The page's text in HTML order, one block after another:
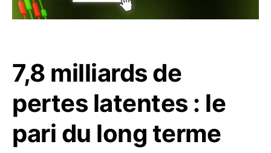
7,8 milliards de
pertes latentes : le
pari du long terme